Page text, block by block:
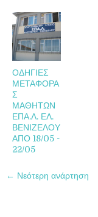
ΟΔΗΓΙΕΣ
ΜΕΤΑΦΟΡΑ
Σ
ΜΑΘΗΤΩΝ
ΕΠΑ.Λ. ΕΛ.
ΒΕΝΙΖΕΛΟΥ
ΑΠΟ 18/05 -
22/05
← Νεότερη ανάρτηση